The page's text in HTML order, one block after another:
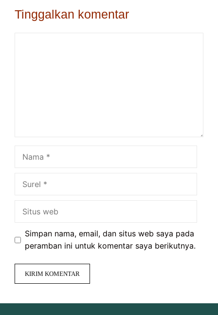
Tinggalkan komentar
Simpan nama, email, dan situs web saya pada
peramban ini untuk komentar saya berikutnya.